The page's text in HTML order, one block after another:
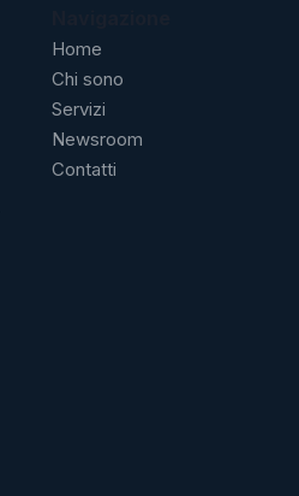
Home
Chi sono
Servizi
Newsroom
Contatti